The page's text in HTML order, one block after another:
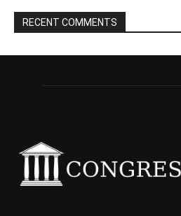
RECENT COMMENTS